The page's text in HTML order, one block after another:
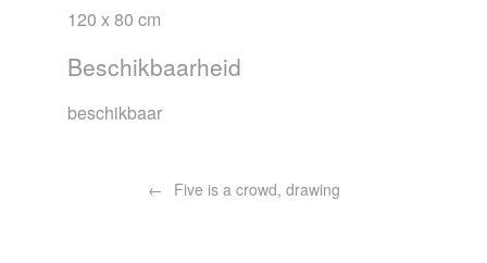
120 x 80 cm
Beschikbaarheid
beschikbaar
Five is a crowd, drawing